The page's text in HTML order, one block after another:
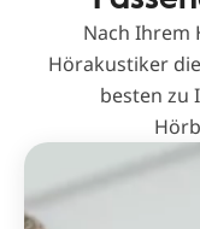
Nach Ihrem
Hörakustiker
besten zu